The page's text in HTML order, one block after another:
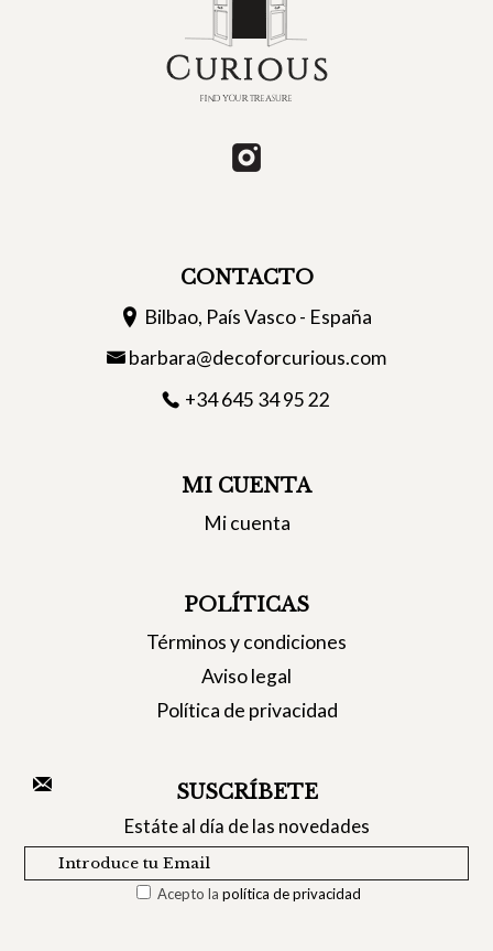
CONTACTO
Bilbao, País Vasco - España
barbara@decoforcurious.com
+34 645 34 95 22
MI CUENTA
Mi cuenta
POLÍTICAS
Términos y condiciones
Aviso legal
Política de privacidad
SUSCRÍBETE
Estáte al día de las novedades
Acepto la política de privacidad